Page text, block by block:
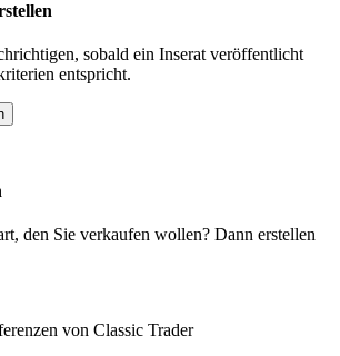
sobald ein Inserat veröffentlicht
entspricht.
den Sie verkaufen wollen? Dann erstellen
von Classic Trader